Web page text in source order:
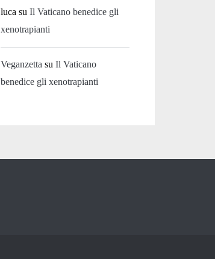
luca suIl Vaticano benedice gli
xenotrapianti
Veganzetta suIl Vaticano
benedice gli xenotrapianti